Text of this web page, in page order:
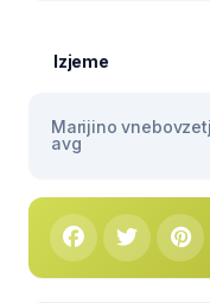
Izjeme
Marijino
avg